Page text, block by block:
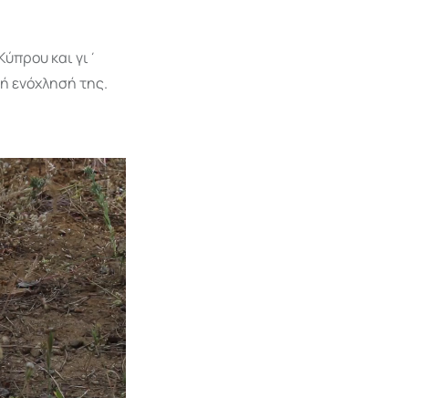
και γι΄
ενόχλησή της.